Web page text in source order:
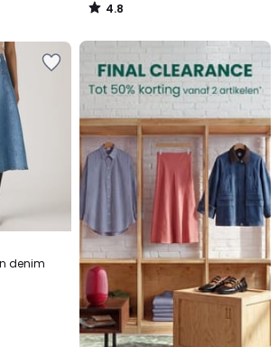
4.8
/
denim
FINAL
CLEARANCE